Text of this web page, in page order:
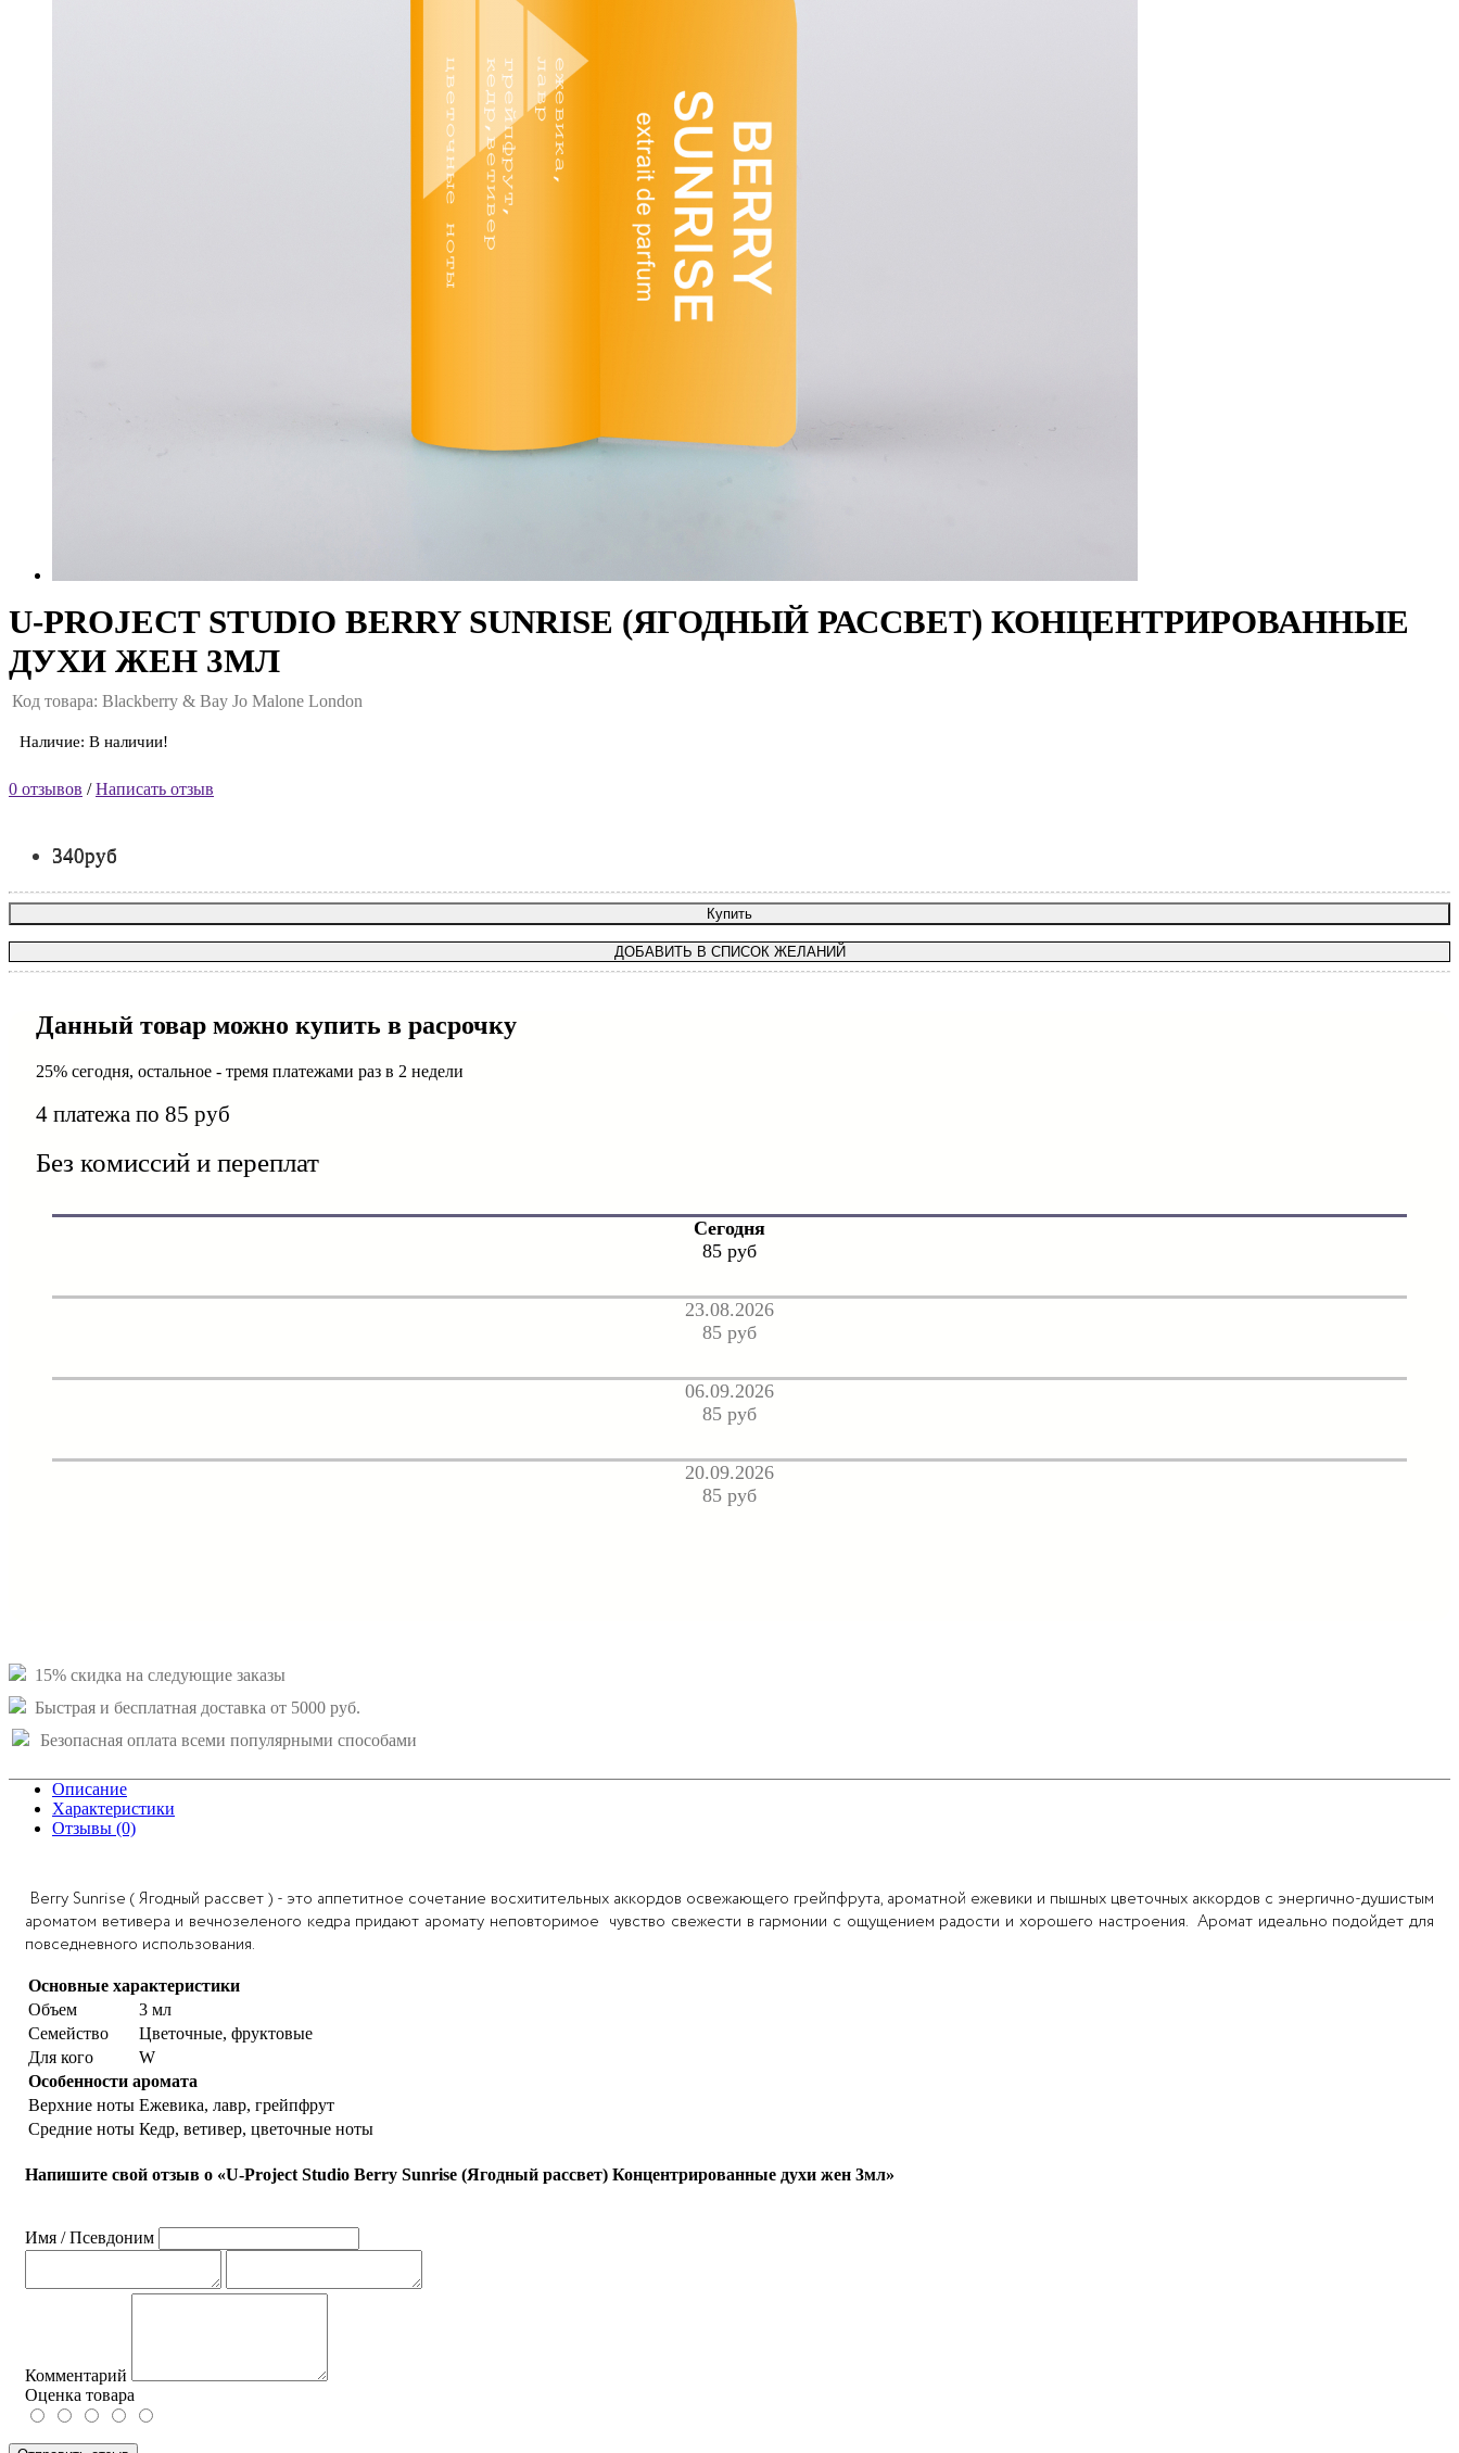
U-PROJECT STUDIO BERRY SUNRISE (ЯГОДНЫЙ РАССВЕТ) КОНЦЕНТРИРОВАННЫЕ
ДУХИ ЖЕН 3МЛ
Код товара: Blackberry & Bay Jo Malone London
Наличие: В наличии!
0 отзывов /Написать отзыв
340руб
Купить
ДОБАВИТЬ В СПИСОК ЖЕЛАНИЙ
Данный товар можно купить в расрочку
25% сегодня, остальное - тремя платежами раз в 2 недели
4 платежа по 85 руб
Без комиссий и переплат
Сегодня
85 руб
23.08.2026
85 руб
06.09.2026
85 руб
20.09.2026
85 руб
15% скидка на следующие заказы
Быстрая и бесплатная доставка от 5000 руб.
Безопасная оплата всеми популярными способами
Описание
Характеристики
Отзывы (0)
Berry Sunrise ( Ягодный рассвет ) - это аппетитное сочетание восхитительных аккордов освежающего грейпфрута, ароматной ежевики и пышных цветочных аккордов с энергично-душистым
ароматом ветивера и вечнозеленого кедра придают аромату неповторимое чувство свежести в гармонии с ощущением радости и хорошего настроения. Аромат идеально подойдет для
повседневного использования.
Основные характеристики
Объем
3 мл
Семейство
Цветочные, фруктовые
Для кого
W
Особенности аромата
Верхние ноты Ежевика, лавр, грейпфрут
Средние ноты Кедр, ветивер, цветочные ноты
Напишите свой отзыв о «U-Project Studio Berry Sunrise (Ягодный рассвет) Концентрированные духи жен 3мл»
Имя / Псевдоним
Комментарий
Оценка товара